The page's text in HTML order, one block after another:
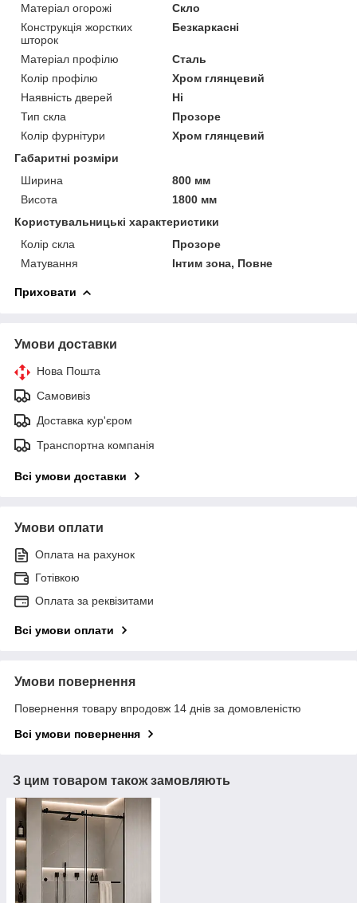
Матеріал огорожі
Скло
Конструкція жорстких
шторок
Безкаркасні
Матеріал профілю
Сталь
Колір профілю
Хром глянцевий
Наявність дверей
Ні
Тип скла
Прозоре
Колір фурнітури
Хром глянцевий
Габаритні розміри
Ширина
800 мм
Висота
1800 мм
Користувальницькі характеристики
Колір скла
Прозоре
Матування
Інтим зона, Повне
Приховати
Умови доставки
Нова Пошта
Самовивіз
Доставка кур'єром
Транспортна компанія
Всі умови доставки
Умови оплати
Оплата на рахунок
Готівкою
Оплата за реквізитами
Всі умови оплати
Умови повернення
Повернення товару впродовж 14 днів за домовленістю
Всі умови повернення
З цим товаром також замовляють